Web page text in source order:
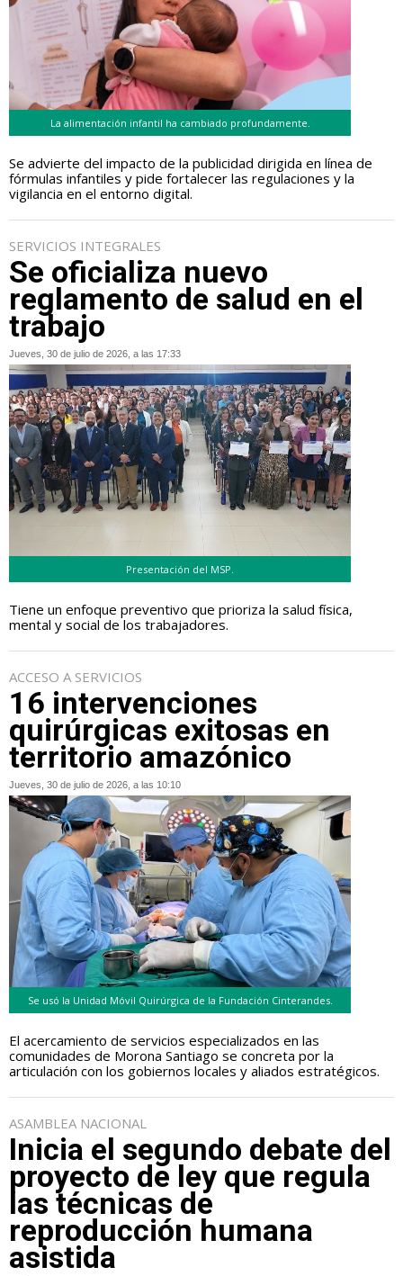
La alimentación infantil ha cambiado profundamente.
Se advierte del impacto de la publicidad dirigida en línea de
fórmulas infantiles y pide fortalecer las regulaciones y la
vigilancia en el entorno digital.
SERVICIOS INTEGRALES
Se oficializa nuevo
reglamento de salud en el
trabajo
Jueves, 30 de julio de 2026, a las 17:33
Presentación del MSP.
Tiene un enfoque preventivo que prioriza la salud física,
mental y social de los trabajadores.
ACCESO A SERVICIOS
16 intervenciones
quirúrgicas exitosas en
territorio amazónico
Jueves, 30 de julio de 2026, a las 10:10
Se usó la Unidad Móvil Quirúrgica de la Fundación Cinterandes.
El acercamiento de servicios especializados en las
comunidades de Morona Santiago se concreta por la
articulación con los gobiernos locales y aliados estratégicos.
ASAMBLEA NACIONAL
Inicia el segundo debate del
proyecto de ley que regula
las técnicas de
reproducción humana
asistida